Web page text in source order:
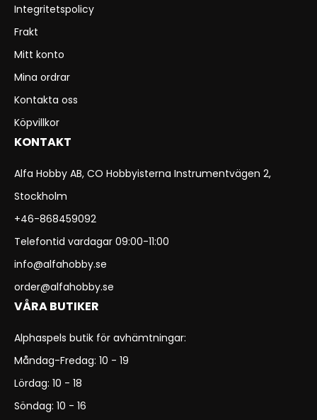
Integritetspolicy
Frakt
Mitt konto
Mina ordrar
Kontakta oss
Köpvillkor
KONTAKT
Alfa Hobby AB, CO Hobbyisterna Instrumentvägen 2,
Stockholm
+46-868459092
Telefontid vardagar 09:00-11:00
info@alfahobby.se
order@alfahobby.se
VÅRA BUTIKER
Alphaspels butik för avhämtningar:
Måndag-Fredag: 10 - 19
Lördag: 10 - 18
Söndag: 10 - 16